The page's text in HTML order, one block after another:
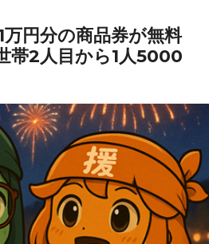
万円分の商品券が無料
帯2人目から1人5000